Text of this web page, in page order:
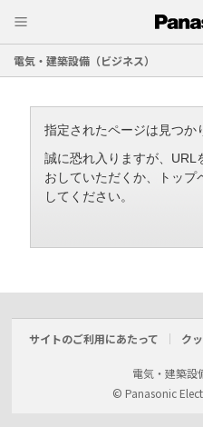
電気・建築設備（ビジネス）
指定されたページは見つか
誠に恐れ入りますが、URL
おしていただくか、トップ
してください。
サイトのご利用にあたって ク
電気・建築設
© Panasonic